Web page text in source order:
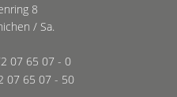
8
/ Sa.
07 65 07 - 0
07 65 07 - 50